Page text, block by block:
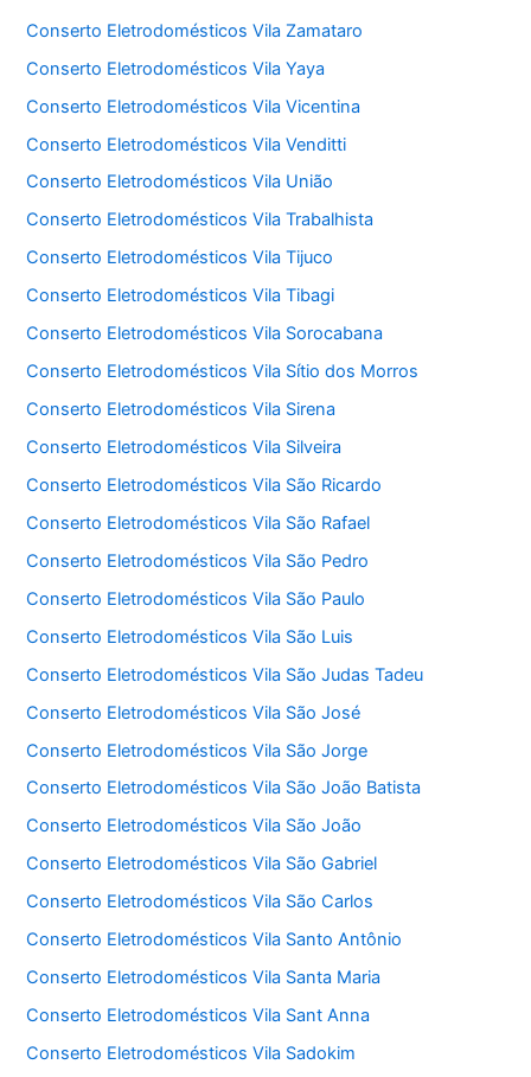
Conserto Eletrodomésticos Vila Zamataro
Conserto Eletrodomésticos Vila Yaya
Conserto Eletrodomésticos Vila Vicentina
Conserto Eletrodomésticos Vila Venditti
Conserto Eletrodomésticos Vila União
Conserto Eletrodomésticos Vila Trabalhista
Conserto Eletrodomésticos Vila Tijuco
Conserto Eletrodomésticos Vila Tibagi
Conserto Eletrodomésticos Vila Sorocabana
Conserto Eletrodomésticos Vila Sítio dos Morros
Conserto Eletrodomésticos Vila Sirena
Conserto Eletrodomésticos Vila Silveira
Conserto Eletrodomésticos Vila São Ricardo
Conserto Eletrodomésticos Vila São Rafael
Conserto Eletrodomésticos Vila São Pedro
Conserto Eletrodomésticos Vila São Paulo
Conserto Eletrodomésticos Vila São Luis
Conserto Eletrodomésticos Vila São Judas Tadeu
Conserto Eletrodomésticos Vila São José
Conserto Eletrodomésticos Vila São Jorge
Conserto Eletrodomésticos Vila São João Batista
Conserto Eletrodomésticos Vila São João
Conserto Eletrodomésticos Vila São Gabriel
Conserto Eletrodomésticos Vila São Carlos
Conserto Eletrodomésticos Vila Santo Antônio
Conserto Eletrodomésticos Vila Santa Maria
Conserto Eletrodomésticos Vila Sant Anna
Conserto Eletrodomésticos Vila Sadokim